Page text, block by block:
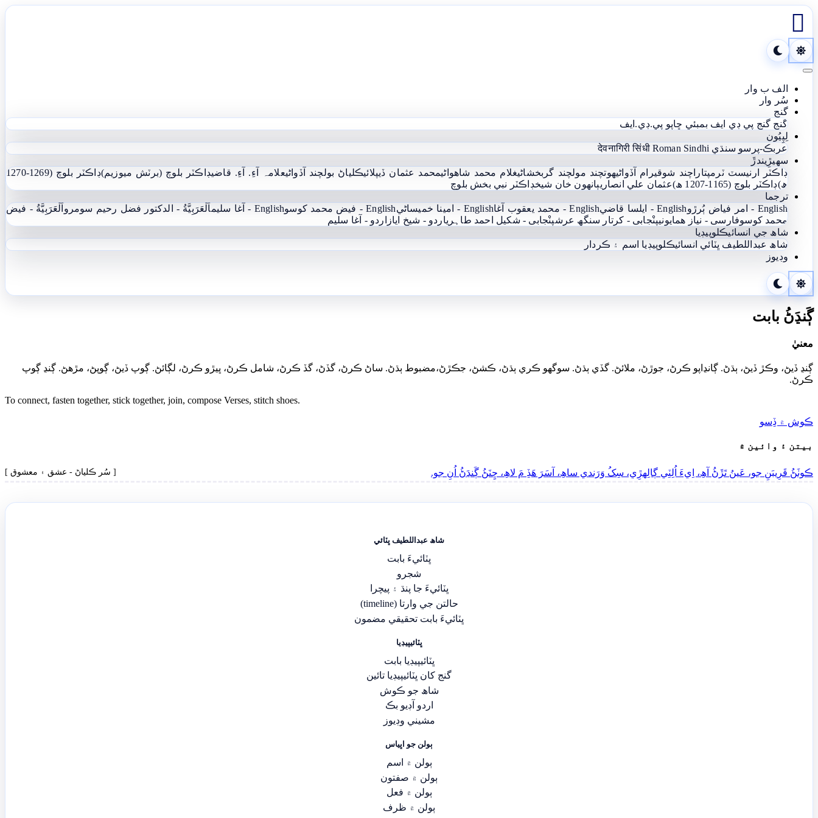

Toggle navigation
الف ب وار
سُر وار
گنج
گنج گنج پي ڊي ايف بمبئي ڇاپو پي.ڊي.ايف
لِپِيُون
عربڪ-پرسو سنڌي
देवनागिरी सिंधी Roman Sindhi
سھيڙِيندڙَ
ڊاڪٽر ارنيسٽ ٽرمپتاراچند شوقيرام آڏواڻيھوتچند مولچند گربخشاڻيغلام محمد شاھواڻيمحمد عثمان ڏيپلائيڪلياڻ بولچند آڏواڻيعلامہ آءِ. آءِ. قاضيڊاڪٽر بلوچ (برٽش ميوزيم)
ڊاڪٽر بلوچ (1269-1270
ھ)ڊاڪٽر بلوچ (1165-1207 ھ) عثمان علي انصاريٻانهون خان شيخڊاڪٽر نبي بخش بلوچ
ترجما
English - امر فياض ٻُرڙو
English - ايلسا قاضي English - محمد يعقوب آغا English - امينا خميساڻي English - فيض محمد کوسو English - آغا سليم اَلْعَرَبِيَّةُ - الدکتور فضل رحیم سومرو اَلْعَرَبِيَّةُ - فيض
محمد کوسوفارسی - نياز ھمايونيپنْجابی - کرتار سنگھ عرشپنْجابی - شکیل احمد طاہریاردو - شيخ اياز اردو - آغا سليم
شاھ جي انسائيڪلوپيڊيا
شاھ عبداللطيف ڀٽائي انسائيڪلوپيڊيا اسم ۽ ڪردار
وڊيوز
ڳَنڍَڻُ بابت
معنيٰ
ڳنڍ ڏيڻ، وڪڙ ڏيڻ، ٻڌڻ. ڳانڍاپو ڪرڻ، جوڙڻ، ملائڻ. گڏي ٻڌڻ. سوگهو ڪري ٻڌڻ، ڪشڻ، جڪڙڻ،مضبوط ٻڌڻ. ساڻ ڪرڻ، گڏڻ، گڏ ڪرڻ، شامل ڪرڻ، ڀيڙو ڪرڻ، لڳائڻ. ڳوپ ڏيڻ، ڳوپڻ، مڙهڻ. ڳنڍ ڳوپ
ڪرڻ.
To connect, fasten together, stick together, join, compose Verses, stitch shoes.
ڪوش ۾ ڏِسو
بيتن ۽ وائين ۾
ڪوٺَڻُ قَرِيبَنِ جو، عَينُ تَڙَڻُ آھِ، اِيءَ اُلِٽِي ڳالِهڙِي، سِکُ وَرَندي ساھِ، آسَرَ ھَڏِ مَ لاھِ، ڇِنَڻُ ڳَنڍَڻُ اُنِ جو. [ سُر ڪلياڻ - عشق ۽ معشوق ]
شاھ عبداللطيف ڀٽائي
ڀٽائيءَ بابت
شجرو
ڀٽائيءَ جا پنڌ ۽ پيچرا
حالتن جي وارتا (timeline)
ڀٽائيءَ بابت تحقيقي مضمون
ڀٽائيپيڊيا
ڀٽائيپيڊيا بابت
گنج کان ڀٽائيپيڊيا تائين
شاھ جو ڪوش
اردو آڊيو بڪ
مشيني وڊيوز
ٻولن جو اڀياس
ٻولن ۾ اسم
ٻولن ۾ صفتون
ٻولن ۾ فعل
ٻولن ۾ ظرف